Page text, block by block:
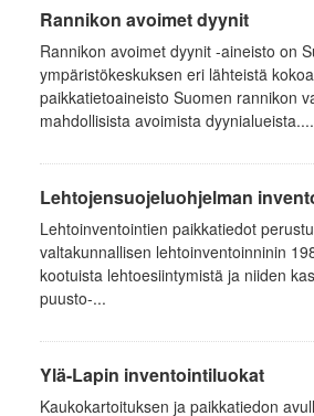
Rannikon avoimet dyynit
Rannikon avoimet dyynit -aineisto on
ympäristökeskuksen eri lähteistä
paikkatietoaineisto Suomen rannikon
mahdollisista avoimista dyynialueista....
Lehtojensuojeluohjelman
Lehtoinventointien paikkatiedot
valtakunnallisen lehtoinventoinninin
kootuista lehtoesiintymistä ja niiden
puusto-...
Ylä-Lapin inventointiluokat
Kaukokartoituksen ja paikkatiedon